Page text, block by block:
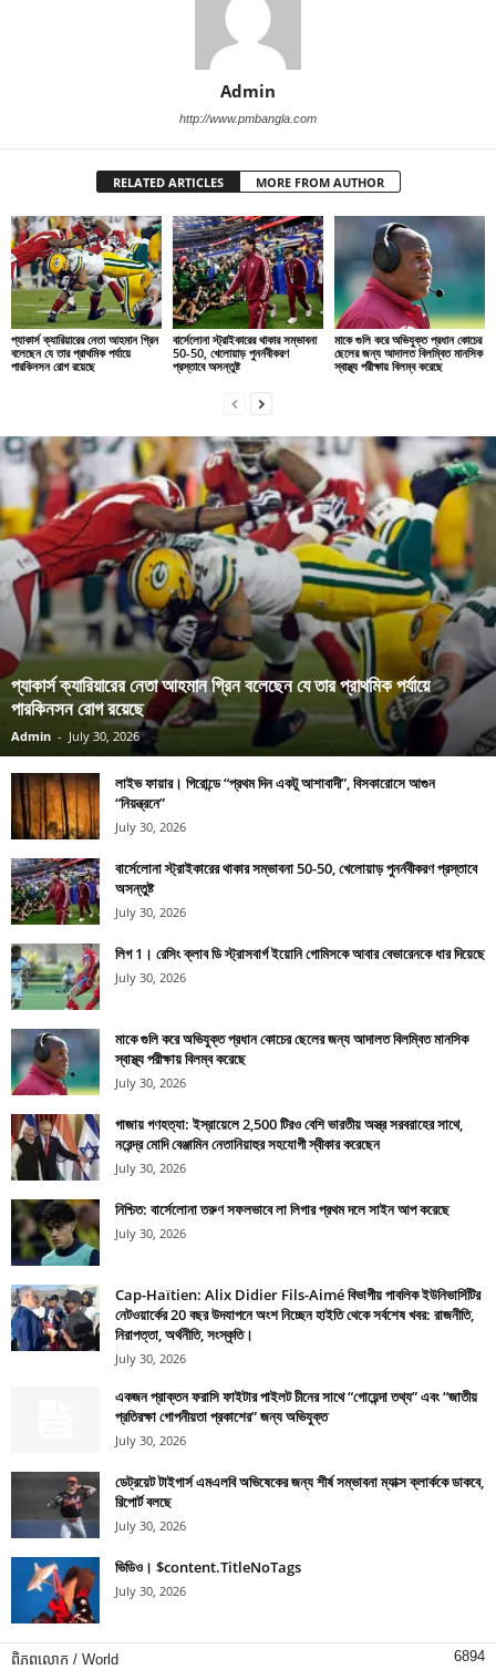
Admin
http://www.pmbangla.com
RELATED ARTICLES MORE FROM AUTHOR
প্যাকার্স ক্যারিয়ারের নেতা আহমান গ্রিন
বলেছেন যে তার প্রাথমিক পর্যায়ে
পারকিনসন রোগ রয়েছে
বার্সেলোনা স্ট্রাইকারের থাকার সম্ভাবনা
50-50, খেলোয়াড় পুনর্নবীকরণ
প্রস্তাবে অসন্তুষ্ট
মাকে গুলি করে অভিযুক্ত প্রধান কোচের
ছেলের জন্য আদালত বিলম্বিত মানসিক
স্বাস্থ্য পরীক্ষায় বিলম্ব করেছে
প্যাকার্স ক্যারিয়ারের নেতা আহমান গ্রিন বলেছেন যে তার প্রাথমিক পর্যায়ে
পারকিনসন রোগ রয়েছে
Admin - July 30, 2026
লাইভ ফায়ার। গিরোন্ডে “প্রথম দিন একটু আশাবাদী”, বিসকারোসে আগুন
“নিয়ন্ত্রনে”
July 30, 2026
বার্সেলোনা স্ট্রাইকারের থাকার সম্ভাবনা 50-50, খেলোয়াড় পুনর্নবীকরণ প্রস্তাবে
অসন্তুষ্ট
July 30, 2026
লিগ 1। রেসিং ক্লাব ডি স্ট্রাসবার্গ ইয়োনি গোমিসকে আবার বেভারেনকে ধার দিয়েছে
July 30, 2026
মাকে গুলি করে অভিযুক্ত প্রধান কোচের ছেলের জন্য আদালত বিলম্বিত মানসিক
স্বাস্থ্য পরীক্ষায় বিলম্ব করেছে
July 30, 2026
গাজায় গণহত্যা: ইস্রায়েলে 2,500 টিরও বেশি ভারতীয় অস্ত্র সরবরাহের সাথে,
নরেন্দ্র মোদি বেঞ্জামিন নেতানিয়াহুর সহযোগী স্বীকার করেছেন
July 30, 2026
নিশ্চিত: বার্সেলোনা তরুণ সফলভাবে লা লিগার প্রথম দলে সাইন আপ করেছে
July 30, 2026
Cap-Haïtien: Alix Didier Fils-Aimé বিভাগীয় পাবলিক ইউনিভার্সিটির
নেটওয়ার্কের 20 বছর উদযাপনে অংশ নিচ্ছেন হাইতি থেকে সর্বশেষ খবর: রাজনীতি,
নিরাপত্তা, অর্থনীতি, সংস্কৃতি।
July 30, 2026
একজন প্রাক্তন ফরাসি ফাইটার পাইলট চীনের সাথে “গোয়েন্দা তথ্য” এবং “জাতীয়
প্রতিরক্ষা গোপনীয়তা প্রকাশের” জন্য অভিযুক্ত
July 30, 2026
ডেট্রয়েট টাইগার্স এমএলবি অভিষেকের জন্য শীর্ষ সম্ভাবনা ম্যাক্স ক্লার্ককে ডাকবে,
রিপোর্ট বলছে
July 30, 2026
ভিডিও। $content.TitleNoTags
July 30, 2026
ពិភពលោក / World 6894